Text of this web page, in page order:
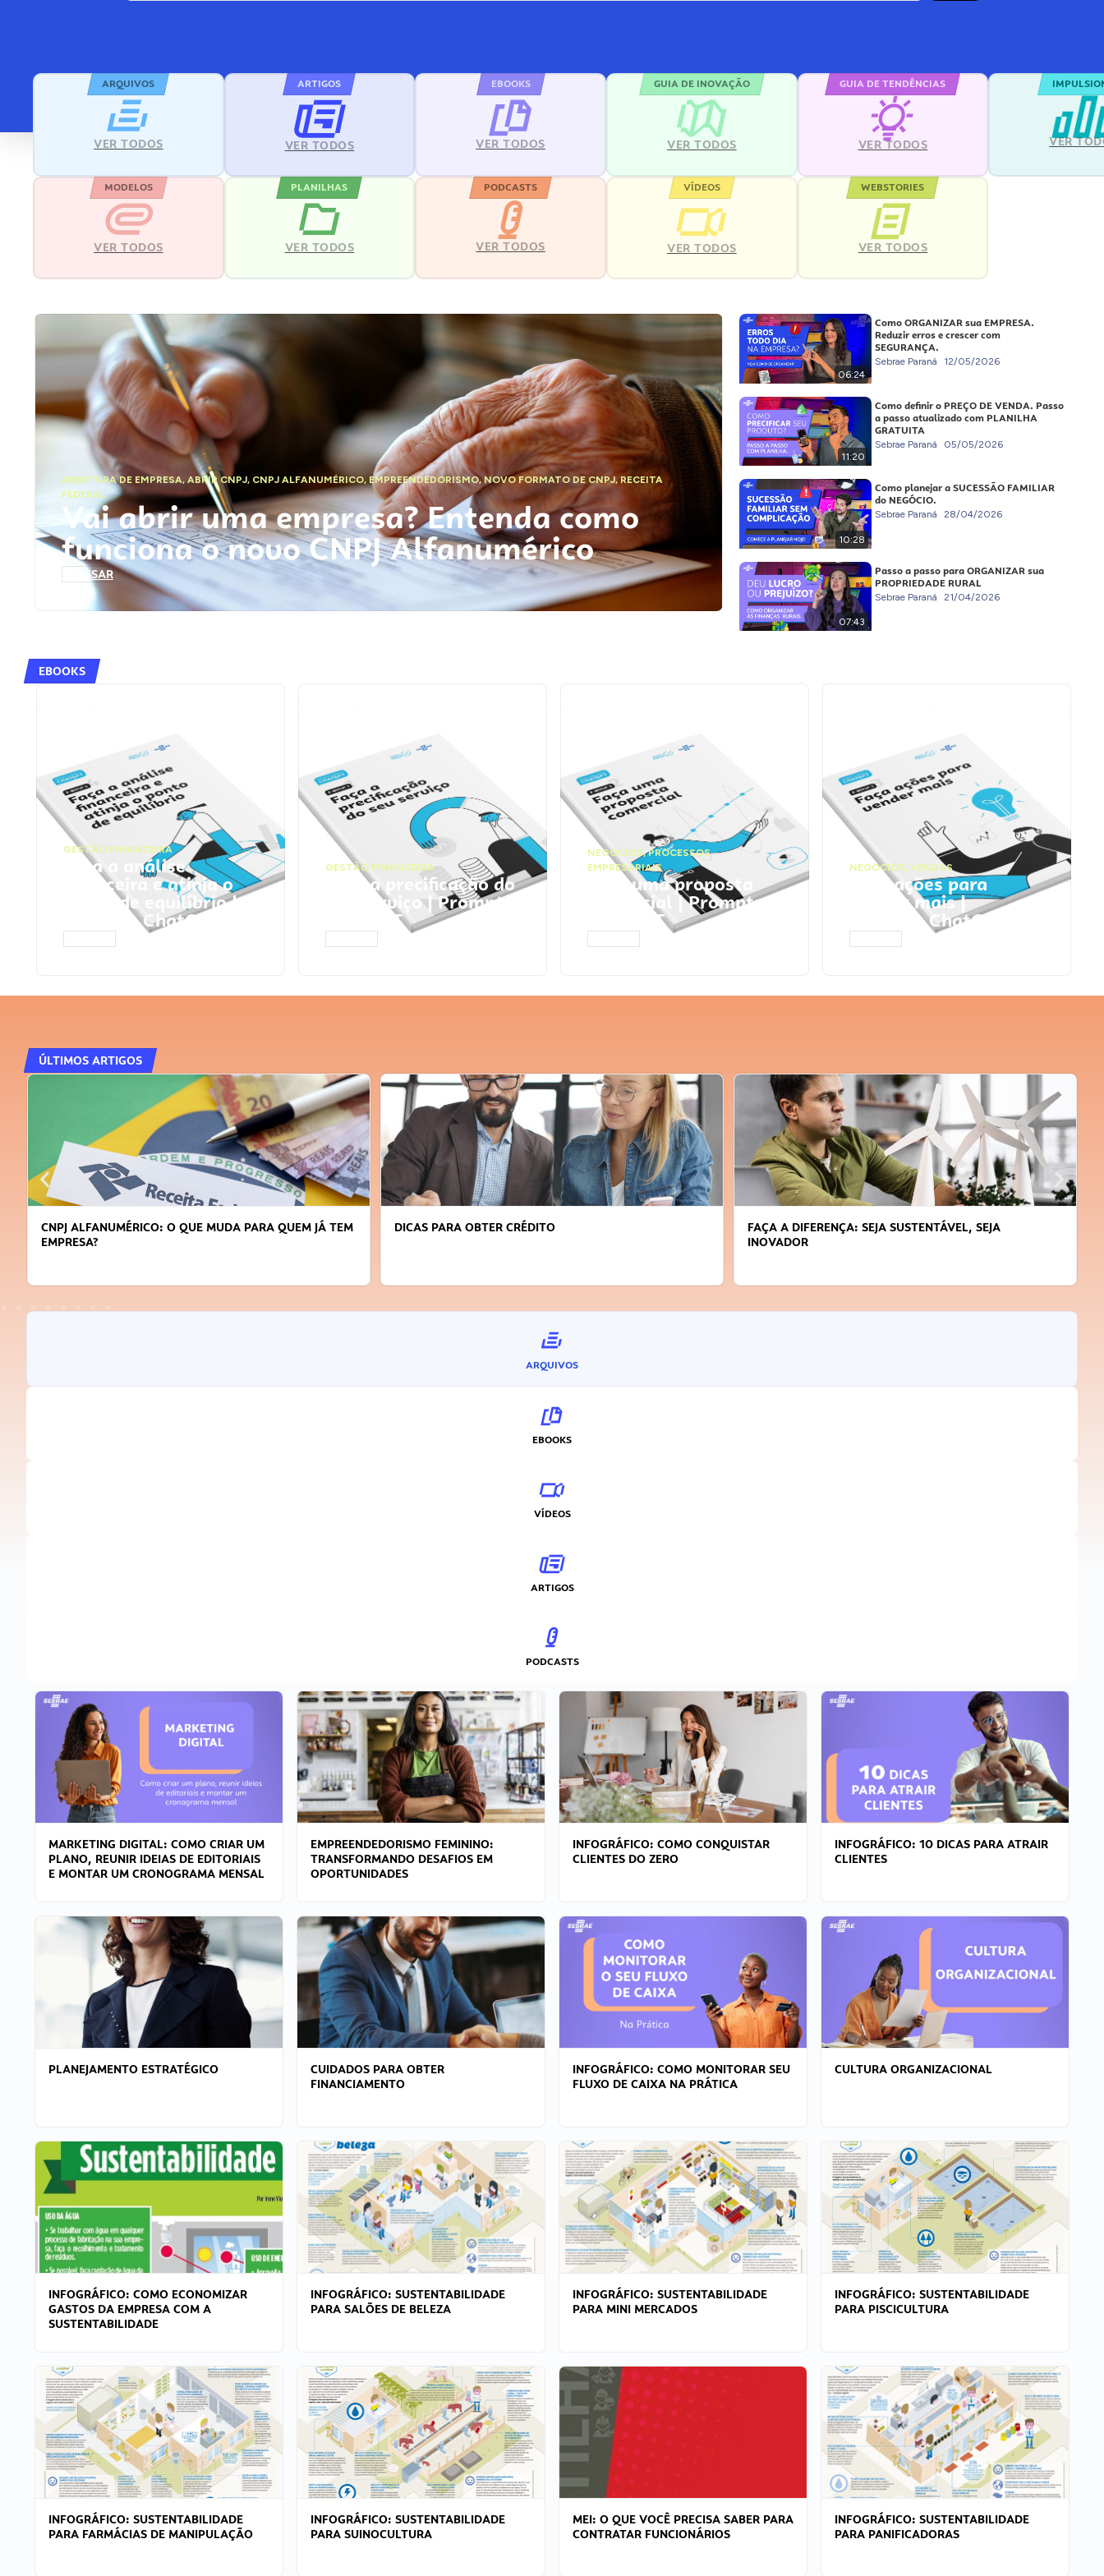
ARQUIVOS
VER TODOS
ARTIGOS
VER TODOS
EBOOKS
VER TODOS
GUIA DE INOVAÇÃO
VER TODOS
GUIA DE TENDÊNCIAS
VER TODOS VER
MODELOS
VER TODOS
PLANILHAS
VER TODOS
PODCASTS
VER TODOS
VÍDEOS
VER TODOS
WEBSTORIES
VER TODOS
ABERTURA DE EMPRESA,ABRIR CNPJ, CNPJ ALFANUMÉRICO, EMPREENDEDORISMO,NOVO FORMATO DE CNPJ,RECEITA
FEDERAL
Vai abrir uma empresa? Entenda como
funciona o novo CNPJ Alfanumérico
ACESSAR
06:24
Como ORGANIZAR sua EMPRESA.
Reduzir erros e crescer com
SEGURANÇA.
Sebrae Paraná 12/05/2026
11:20
Como definir o PREÇO DE VENDA. Passo
a passo atualizado com PLANILHA
GRATUITA
Sebrae Paraná 05/05/2026
10:28
Como planejar a SUCESSÃO FAMILIAR
do NEGÓCIO.
Sebrae Paraná 28/04/2026
07:43
Passo a passo para ORGANIZAR sua
PROPRIEDADE RURAL
Sebrae Paraná 21/04/2026
EBOOKS
GESTÃO FINANCEIRA
Faça a análise
financeira e atinja o
ponto de equilíbrio |
Prompts ChatGPT
GESTÃO FINANCEIRA
Faça a precificação do
seu serviço | Prompts
ChatGPT
NEGÓCIOS,PROCESSOS
EMPRESARIAIS
Faça uma proposta
comercial | Prompts
ChatGPT
NEGÓCIOS, VENDAS
Faça ações para
vender mais |
Prompts ChatGPT
ÚLTIMOS ARTIGOS
CNPJ ALFANUMÉRICO: O QUE MUDA PARA QUEM JÁ TEM
EMPRESA?
DICAS PARA OBTER CRÉDITO
FAÇA A DIFERENÇA: SEJA SUSTENTÁVEL, SEJA
INOVADOR
ARQUIVOS
EBOOKS
VÍDEOS
ARTIGOS
PODCASTS
MARKETING DIGITAL: COMO CRIAR UM
PLANO, REUNIR IDEIAS DE EDITORIAIS
E MONTAR UM CRONOGRAMA MENSAL
EMPREENDEDORISMO FEMININO:
TRANSFORMANDO DESAFIOS EM
OPORTUNIDADES
INFOGRÁFICO: COMO CONQUISTAR
CLIENTES DO ZERO
INFOGRÁFICO: 10 DICAS PARA ATRAIR
CLIENTES
PLANEJAMENTO ESTRATÉGICO
CUIDADOS PARA OBTER
FINANCIAMENTO
INFOGRÁFICO: COMO MONITORAR SEU
FLUXO DE CAIXA NA PRÁTICA
CULTURA ORGANIZACIONAL
INFOGRÁFICO: COMO ECONOMIZAR
GASTOS DA EMPRESA COM A
SUSTENTABILIDADE
INFOGRÁFICO: SUSTENTABILIDADE
PARA SALÕES DE BELEZA
INFOGRÁFICO: SUSTENTABILIDADE
PARA MINI MERCADOS
INFOGRÁFICO: SUSTENTABILIDADE
PARA PISCICULTURA
INFOGRÁFICO: SUSTENTABILIDADE
PARA FARMÁCIAS DE MANIPULAÇÃO
INFOGRÁFICO: SUSTENTABILIDADE
PARA SUINOCULTURA
MEI: O QUE VOCÊ PRECISA SABER PARA
CONTRATAR FUNCIONÁRIOS
INFOGRÁFICO: SUSTENTABILIDADE
PARA PANIFICADORAS